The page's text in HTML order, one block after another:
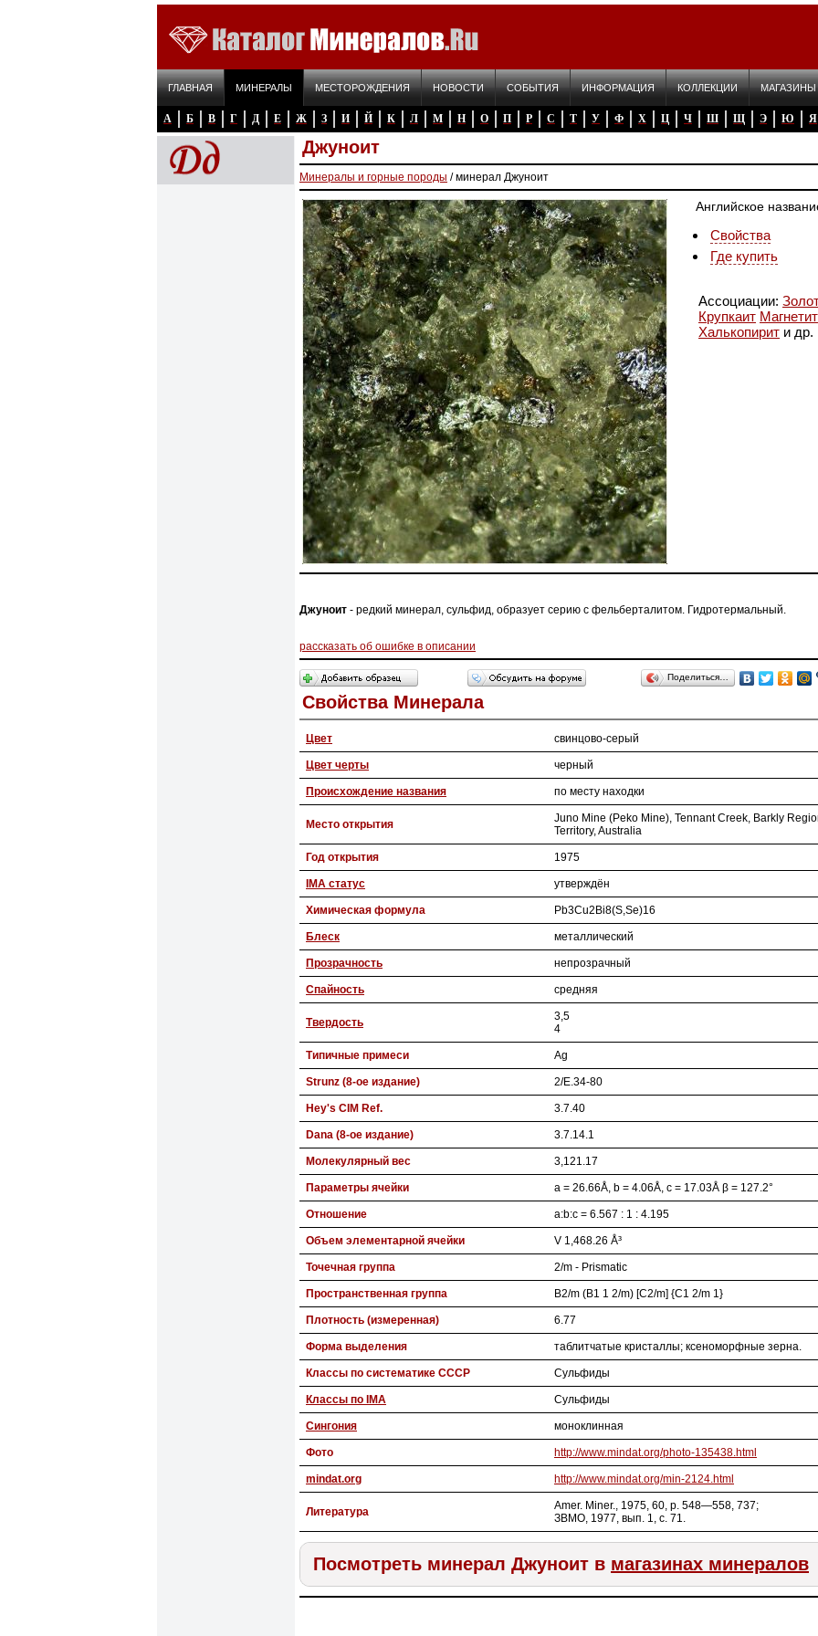
ГЛАВНАЯ МИНЕРАЛЫ МЕСТОРОЖДЕНИЯ НОВОСТИ СОБЫТИЯ ИНФОРМАЦИЯ КОЛЛЕКЦИИ МАГАЗИНЫ
А Б В Г Д Е Ж З И Й К Л М Н О П Р С Т У Ф Х Ц Ч Ш Щ Э Ю Я
Джуноит
Минералы и горные породы / минерал Джуноит
Английское
Свойства
Где купить
Ассоциации:
Крупкаит Магнетит
Халькопирит и др.
Джуноит - редкий минерал, сульфид, образует серию с фельберталитом. Гидротермальный.
рассказать об ошибке в описании
Поделиться…
Свойства Минерала
Цвет свинцово-серый
Цвет черты черный
Происхождение названия по месту находки
Место открытия
Juno Mine (Peko Mine), Tennant Creek, Barkly
Territory, Australia
Год открытия 1975
IMA статус утверждён
Химическая формула Pb3Cu2Bi8(S,Se)16
Блеск металлический
Прозрачность непрозрачный
Спайность средняя
Твердость
3,5
4
Типичные примеси Ag
Strunz (8-ое издание) 2/E.34-80
Hey's CIM Ref. 3.7.40
Dana (8-ое издание) 3.7.14.1
Молекулярный вес 3,121.17
Параметры ячейки a = 26.66Å, b = 4.06Å, c = 17.03Å β = 127.2°
Отношение a:b:c = 6.567 : 1 : 4.195
Объем элементарной ячейки V 1,468.26 Å³
Точечная группа 2/m - Prismatic
Пространственная группа B2/m (B1 1 2/m) [C2/m] {C1 2/m 1}
Плотность (измеренная) 6.77
Форма выделения таблитчатые кристаллы; ксеноморфные зерна.
Классы по систематике СССР Сульфиды
Классы по IMA Сульфиды
Сингония моноклинная
Фото http://www.mindat.org/photo-135438.html
mindat.org http://www.mindat.org/min-2124.html
Литература
Amer. Miner., 1975, 60, p. 548—558, 737;
ЗВМО, 1977, вып. 1, с. 71.
Посмотреть минерал Джуноит в магазинах минералов